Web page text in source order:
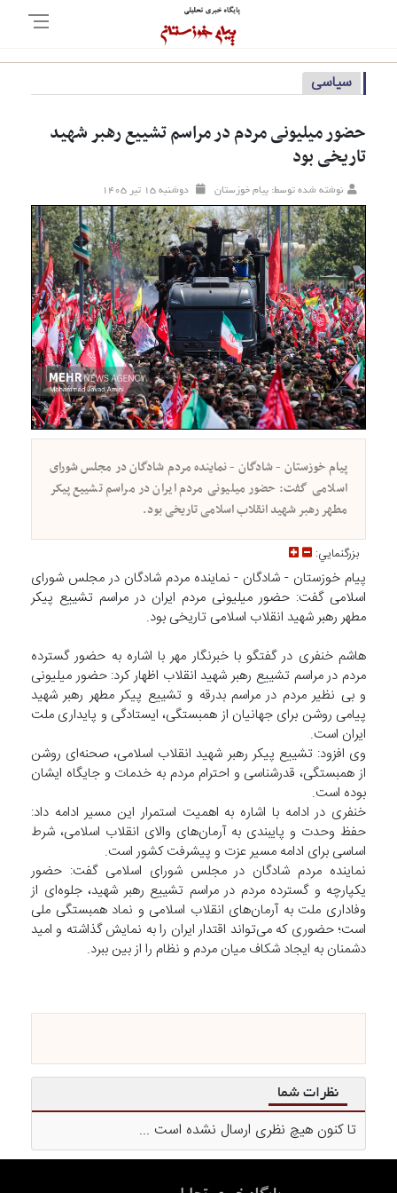
سیاسی
حضور میلیونی مردم در مراسم تشییع رهبر شهید
تاریخی بود
نوشته شده توسط: پیام خوزستان دوشنبه ۱۵ تير ۱۴۰۵
پیام خوزستان - شادگان - نماینده مردم شادگان در مجلس شورای
اسلامی گفت: حضور میلیونی مردم ایران در مراسم تشییع پیکر
مطهر رهبر شهید انقلاب اسلامی تاریخی بود.
بزرگنمايي:
پیام خوزستان - شادگان - نماینده مردم شادگان در مجلس شورای
اسلامی گفت: حضور میلیونی مردم ایران در مراسم تشییع پیکر
مطهر رهبر شهید انقلاب اسلامی تاریخی بود.
هاشم خنفری در گفتگو با خبرنگار مهر با اشاره به حضور گسترده
مردم در مراسم تشییع رهبر شهید انقلاب اظهار کرد: حضور میلیونی
و بی نظیر مردم در مراسم بدرقه و تشییع پیکر مطهر رهبر شهید
پیامی روشن برای جهانیان از همبستگی، ایستادگی و پایداری ملت
ایران است.
وی افزود: تشییع پیکر رهبر شهید انقلاب اسلامی، صحنه‌ای روشن
از همبستگی، قدرشناسی و احترام مردم به خدمات و جایگاه ایشان
بوده است.
خنفری در ادامه با اشاره به اهمیت استمرار این مسیر ادامه داد:
حفظ وحدت و پایبندی به آرمان‌های والای انقلاب اسلامی، شرط
اساسی برای ادامه مسیر عزت و پیشرفت کشور است.
نماینده مردم شادگان در مجلس شورای اسلامی گفت: حضور
یکپارچه و گسترده مردم در مراسم تشییع رهبر شهید، جلوه‌ای از
وفاداری ملت به آرمان‌های انقلاب اسلامی و نماد همبستگی ملی
است؛ حضوری که می‌تواند اقتدار ایران را به نمایش گذاشته و امید
دشمنان به ایجاد شکاف میان مردم و نظام را از بین ببرد.
نظرات شما
تا کنون هیچ نظری ارسال نشده است ...